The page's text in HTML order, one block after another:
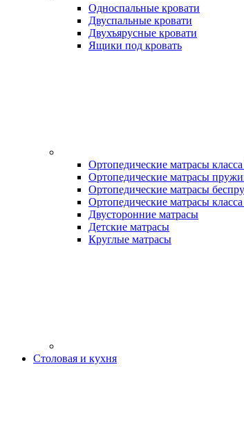
Односпальные кровати
Двуспальные кровати
Двухъярусные кровати
Ящики под кровать
Ортопедические матрасы
Ортопедические матрасы
Ортопедические матрасы
Ортопедические матрасы
Двусторонние матрасы
Детские матрасы
Круглые матрасы
Столовая и кухня